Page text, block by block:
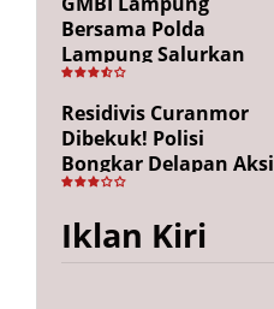
Out
Bersama Polda
Lampung Salurkan
Puluhan Paket
Sembako di
Bakauheni, Wujud
Kepedulian Sambut
HUT RI ke-81
Residivis Curanmor
Dibekuk! Polisi
Bongkar Delapan Aksi
Pencurian di
Pelaku Ditangkap
Iklan Kiri